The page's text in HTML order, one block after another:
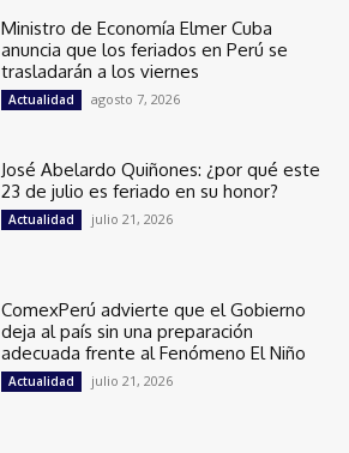
Ministro de Economía Elmer Cuba
anuncia que los feriados en Perú se
trasladarán a los viernes
Actualidad agosto 7, 2026
José Abelardo Quiñones: ¿por qué este
23 de julio es feriado en su honor?
Actualidad julio 21, 2026
ComexPerú advierte que el Gobierno
deja al país sin una preparación
adecuada frente al Fenómeno El Niño
Actualidad julio 21, 2026